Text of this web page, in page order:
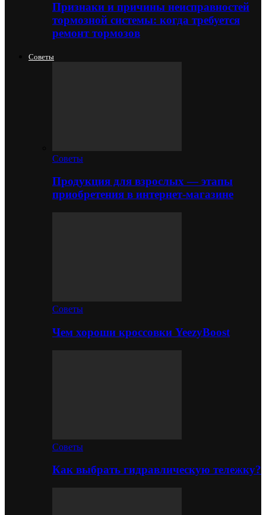
Признаки и причины неисправностей
тормозной системы: когда требуется
ремонт тормозов
Советы
Советы
Продукция для взрослых — этапы
приобретения в интернет-магазине
Советы
Чем хороши кроссовки YeezyBoost
Советы
Как выбрать гидравлическую тележку?